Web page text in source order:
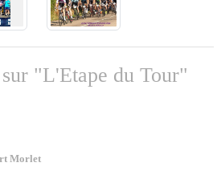
"L'Etape du Tour"
Morlet